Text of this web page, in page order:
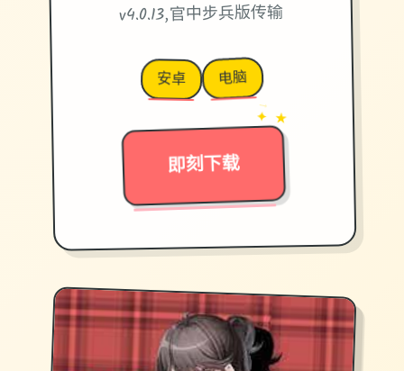
v4.0.13,官中步兵版传输
安卓 电脑
即刻下载
→
✦ ★